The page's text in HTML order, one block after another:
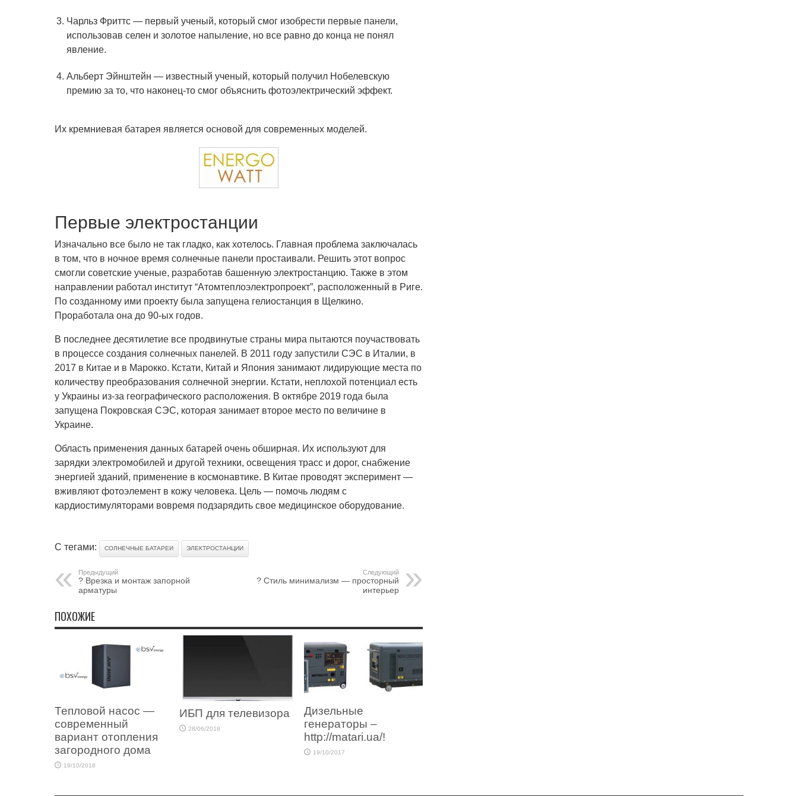
Чарльз Фриттс — первый ученый, который смог изобрести первые панели,
использовав селен и золотое напыление, но все равно до конца не понял
явление.
Альберт Эйнштейн — известный ученый, который получил Нобелевскую
премию за то, что наконец-то смог объяснить фотоэлектрический эффект.
Их кремниевая батарея является основой для современных моделей.
Первые электростанции
Изначально все было не так гладко, как хотелось. Главная проблема заключалась
в том, что в ночное время солнечные панели простаивали. Решить этот вопрос
смогли советские ученые, разработав башенную электростанцию. Также в этом
направлении работал институт “Атомтеплоэлектропроект”, расположенный в Риге.
По созданному ими проекту была запущена гелиостанция в Щелкино.
Проработала она до 90-ых годов.
В последнее десятилетие все продвинутые страны мира пытаются поучаствовать
в процессе создания солнечных панелей. В 2011 году запустили СЭС в Италии, в
2017 в Китае и в Марокко. Кстати, Китай и Япония занимают лидирующие места по
количеству преобразования солнечной энергии. Кстати, неплохой потенциал есть
у Украины из-за географического расположения. В октябре 2019 года была
запущена Покровская СЭС, которая занимает второе место по величине в
Украине.
Область применения данных батарей очень обширная. Их используют для
зарядки электромобилей и другой техники, освещения трасс и дорог, снабжение
энергией зданий, применение в космонавтике. В Китае проводят эксперимент —
вживляют фотоэлемент в кожу человека. Цель — помочь людям с
кардиостимуляторами вовремя подзарядить свое медицинское оборудование.
С тегами: СОЛНЕЧНЫЕ БАТАРЕИ ЭЛЕКТРОСТАНЦИИ
Предыдущий
? Врезка и монтаж запорной
арматуры
Следующий
? Стиль минимализм — просторный
интерьер
ПОХОЖИЕ
Тепловой насос —
современный
вариант отопления
загородного дома
19/10/2018
ИБП для телевизора
28/06/2018
Дизельные
генераторы –
http://matari.ua/!
19/10/2017